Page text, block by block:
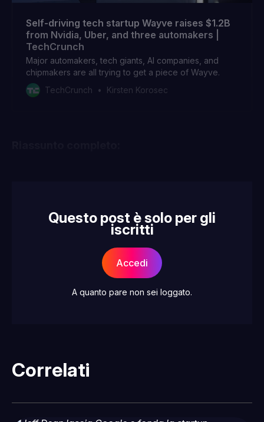
Self-driving tech startup Wayve raises $1.2B
from Nvidia, Uber, and three automakers |
TechCrunch
Major automakers, tech giants, AI companies, and
chipmakers are all trying to get a piece of Wayve.
TechCrunch
Kirsten Korosec
Questo post è solo per gli
iscritti
Accedi
A quanto pare non sei loggato.
Correlati